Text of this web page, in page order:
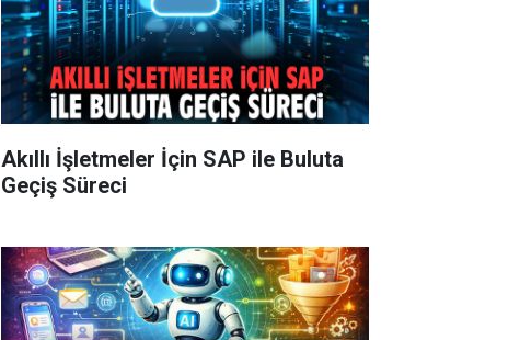
Akıllı İşletmeler İçin SAP ile Buluta
Geçiş Süreci